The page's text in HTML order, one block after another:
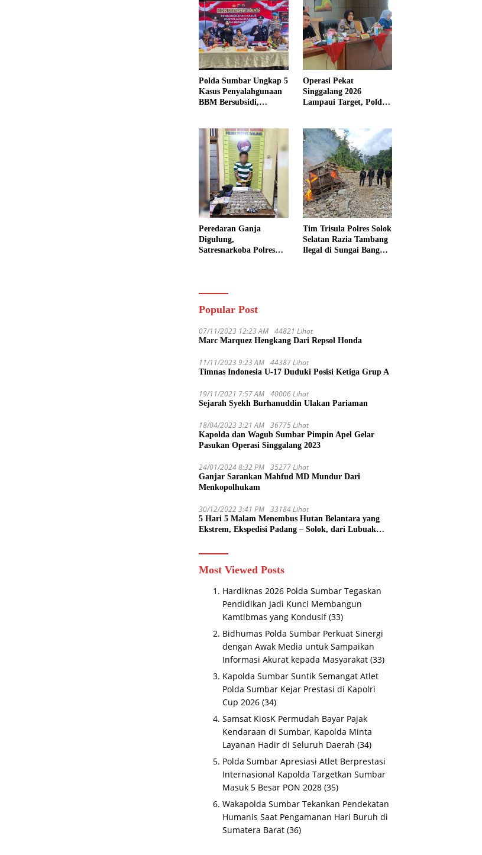
Polda Sumbar Ungkap 5
Kasus Penyalahgunaan
BBM Bersubsidi,
Bio Solar
Operasi Pekat
Singgalang 2026
Lampaui Target, Polda
Kriminal
Peredaran Ganja
Digulung,
Satresnarkoba Polres
Datar
Tim Trisula Polres Solok
Selatan Razia Tambang
Ilegal di Sungai Bangko,
Popular Post
07/11/2023 12:23 AM 44821 Lihat
Marc Marquez Hengkang Dari Repsol Honda
11/11/2023 9:23 AM 44387 Lihat
Timnas Indonesia U-17 Duduki Posisi Ketiga Grup A
19/11/2021 7:57 AM 40006 Lihat
Sejarah Syekh Burhanuddin Ulakan Pariaman
18/04/2023 3:21 AM 36775 Lihat
Kapolda dan Wagub Sumbar Pimpin Apel Gelar
Pasukan Operasi Singgalang 2023
24/01/2024 8:32 PM 35277 Lihat
Ganjar Sarankan Mahfud MD Mundur Dari
Menkopolhukam
30/12/2022 3:41 PM 33184 Lihat
5 Hari 5 Malam Menembus Hutan Belantara yang
Ekstrem, Ekspedisi Padang – Solok, dari Lubuak
Most Viewed Posts
Hardiknas 2026 Polda Sumbar Tegaskan
Pendidikan Jadi Kunci Membangun
Kamtibmas yang Kondusif (33)
Bidhumas Polda Sumbar Perkuat Sinergi
dengan Awak Media untuk Sampaikan
Informasi Akurat kepada Masyarakat (33)
Kapolda Sumbar Suntik Semangat Atlet
Polda Sumbar Kejar Prestasi di Kapolri
Cup 2026 (34)
Samsat KiosK Permudah Bayar Pajak
Kendaraan di Sumbar, Kapolda Minta
Layanan Hadir di Seluruh Daerah (34)
Polda Sumbar Apresiasi Atlet Berprestasi
Internasional Kapolda Targetkan Sumbar
Masuk 5 Besar PON 2028 (35)
Wakapolda Sumbar Tekankan Pendekatan
Humanis Saat Pengamanan Hari Buruh di
Sumatera Barat (36)